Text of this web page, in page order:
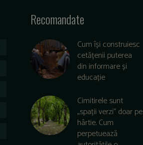
Recomandate
Cum își construiesc
cetățenii puterea
din informare și
educație
Cimitirele sunt
„spații verzi” doar pe
hârtie. Cum
perpetuează